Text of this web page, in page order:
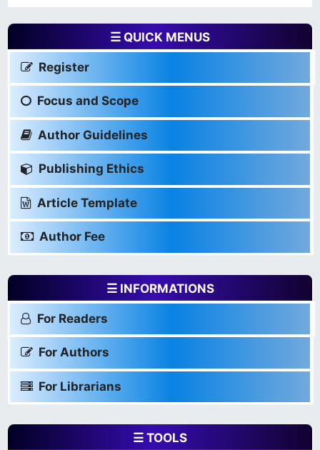
☰ QUICK MENUS
Register
Focus and Scope
Author Guidelines
Publishing Ethics
Article Template
Author Fee
☰ INFORMATIONS
For Readers
For Authors
For Librarians
☰ TOOLS